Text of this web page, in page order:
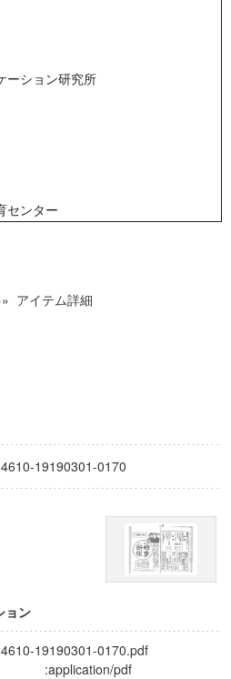
ーション研究所
センター
ンスティテュート
果報告書
ングプログラム「超成熟社会発展のサ
アイテム詳細
19190301-0170
ョン
19190301-0170.pdf
:application/pdf